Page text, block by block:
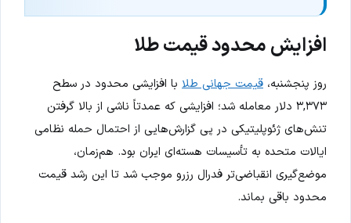
افزایش محدود قیمت طلا
روز پنجشنبه، قیمت جهانی طلا با افزایشی محدود در سطح
۳,۳۷۳ دلار معامله شد؛ افزایشی که عمدتاً ناشی از بالا گرفتن
تنش‌های ژئوپلیتیکی در پی گزارش‌هایی از احتمال حمله نظامی
ایالات متحده به تأسیسات هسته‌ای ایران بود. هم‌زمان،
موضع‌گیری انقباضی‌تر فدرال رزرو موجب شد تا این رشد قیمت
محدود باقی بماند.